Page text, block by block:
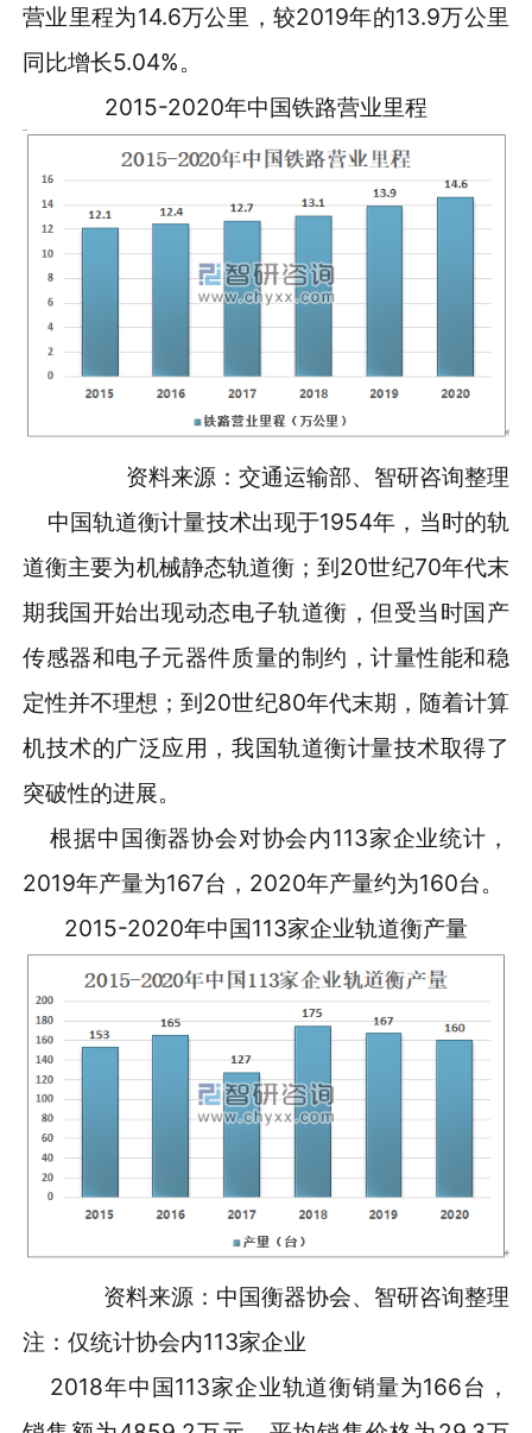
营业里程为14.6万公里，较2019年的13.9万公里
同比增长5.04%。
2015-2020年中国铁路营业里程
资料来源：交通运输部、智研咨询整理
中国轨道衡计量技术出现于1954年，当时的轨
道衡主要为机械静态轨道衡；到20世纪70年代末
期我国开始出现动态电子轨道衡，但受当时国产
传感器和电子元器件质量的制约，计量性能和稳
定性并不理想；到20世纪80年代末期，随着计算
机技术的广泛应用，我国轨道衡计量技术取得了
突破性的进展。
根据中国衡器协会对协会内113家企业统计，
2019年产量为167台，2020年产量约为160台。
2015-2020年中国113家企业轨道衡产量
资料来源：中国衡器协会、智研咨询整理
注：仅统计协会内113家企业
2018年中国113家企业轨道衡销量为166台，